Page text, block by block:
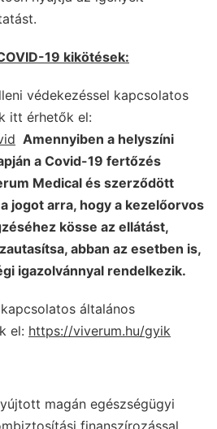
19 kikötések:
védekezéssel kapcsolatos
itt érhetők el:
Amennyiben a helyszíni
a Covid-19 fertőzés
Medical és szerződött
jogot arra, hogy a kezelőorvos
kösse az ellátást,
abban az esetben is,
igazolvánnyal rendelkezik.
általános
el: https://viverum.hu/gyik
magán egészségügyi
finanszírozással